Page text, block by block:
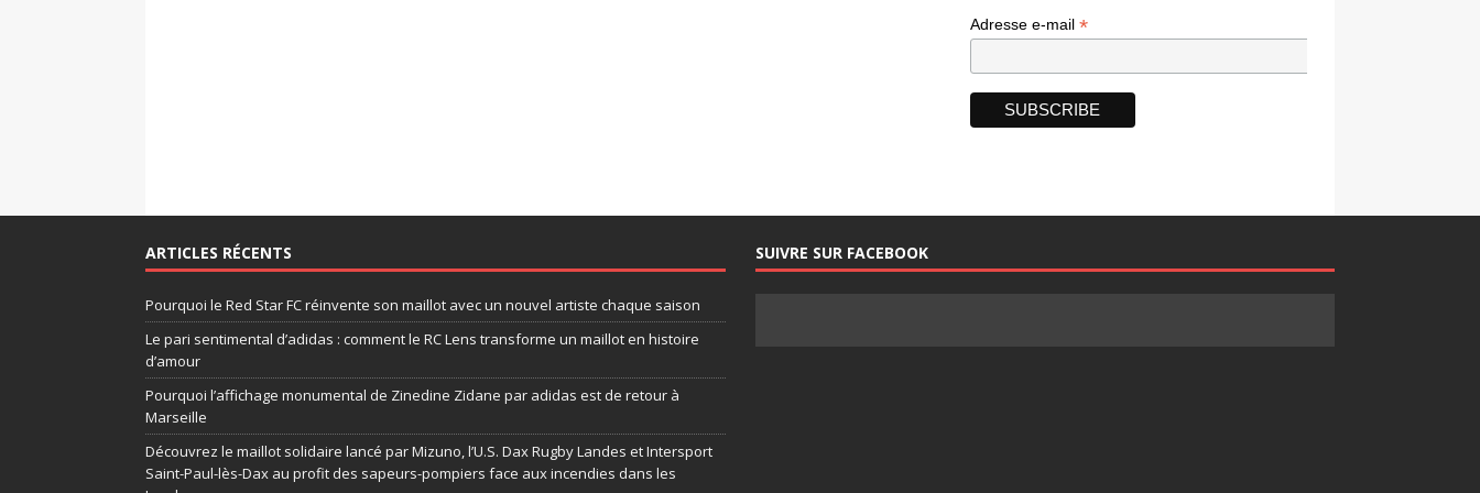
Adresse e-mail *
ARTICLES RÉCENTS
Pourquoi le Red Star FC réinvente son maillot avec un nouvel artiste chaque saison
Le pari sentimental d’adidas : comment le RC Lens transforme un maillot en histoire
d’amour
Pourquoi l’affichage monumental de Zinedine Zidane par adidas est de retour à
Marseille
Découvrez le maillot solidaire lancé par Mizuno, l’U.S. Dax Rugby Landes et Intersport
Saint-Paul-lès-Dax au profit des sapeurs-pompiers face aux incendies dans les
SUIVRE SUR FACEBOOK